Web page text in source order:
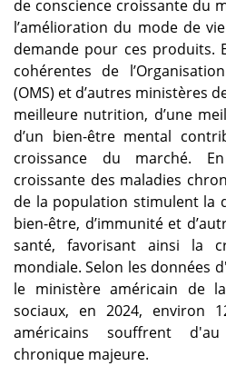
de conscience croissante du
l’amélioration du mode de
demande pour ces produits.
cohérentes de
(OMS) et d’autres ministères
meilleure nutrition, d’une
d’un bien-être mental
croissance du marché.
croissante des maladies
de la population stimulent la
bien-être, d’immunité et
santé, favorisant ainsi la
mondiale. Selon les données
le ministère américain de
sociaux, en 2024, environ
américains souffrent
chronique majeure.